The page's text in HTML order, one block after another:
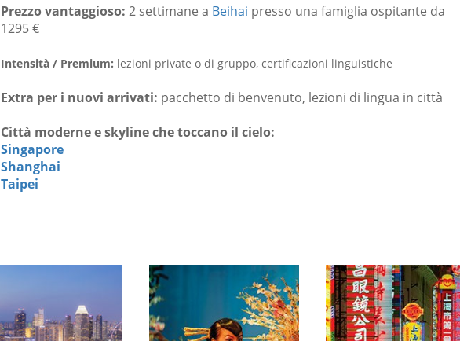
Prezzo vantaggioso: 2 settimane a Beihai presso una famiglia ospitante da
1295 €
Intensità / Premium: lezioni private o di gruppo, certificazioni linguistiche
Extra per i nuovi arrivati: pacchetto di benvenuto, lezioni di lingua in città
Città moderne e skyline che toccano il cielo:
Singapore
Shanghai
Taipei